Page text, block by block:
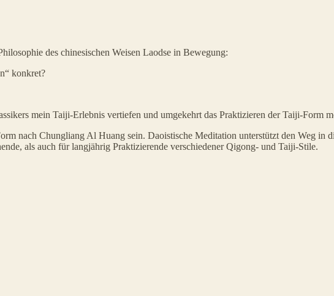
des chinesischen Weisen Laodse in Bewegung:
konkret?
mein Taiji-Erlebnis vertiefen und umgekehrt das Praktizieren der Taiji-Form
nach Chungliang Al Huang sein. Daoistische Meditation unterstützt den Weg in
als auch für langjährig Praktizierende verschiedener Qigong- und Taiji-Stile.